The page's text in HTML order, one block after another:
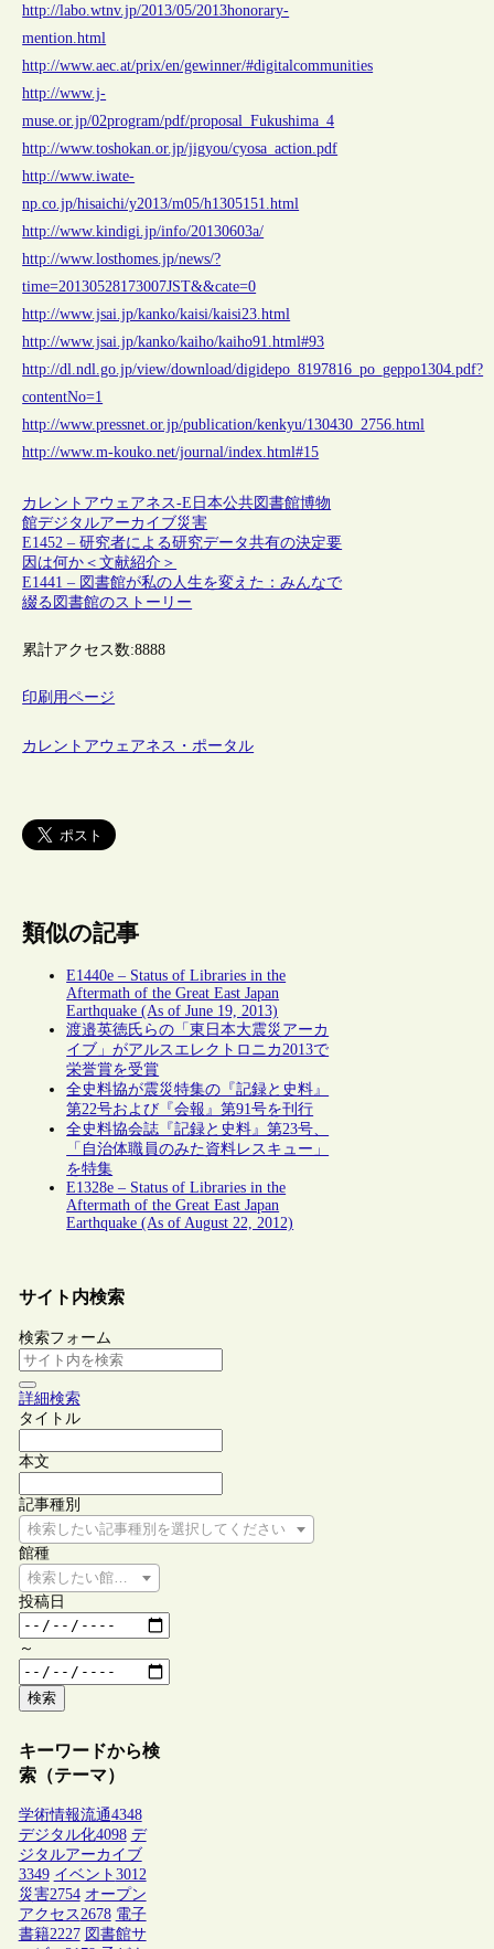
http://labo.wtnv.jp/2013/05/2013honorary-
mention.html
http://www.aec.at/prix/en/gewinner/#digitalcommunities
http://www.j-
muse.or.jp/02program/pdf/proposal_Fukushima_4
http://www.toshokan.or.jp/jigyou/cyosa_action.pdf
http://www.iwate-
np.co.jp/hisaichi/y2013/m05/h1305151.html
http://www.kindigi.jp/info/20130603a/
http://www.losthomes.jp/news/?
time=20130528173007JST&&cate=0
http://www.jsai.jp/kanko/kaisi/kaisi23.html
http://www.jsai.jp/kanko/kaiho/kaiho91.html#93
http://dl.ndl.go.jp/view/download/digidepo_8197816_po_geppo1304.pdf?
contentNo=1
http://www.pressnet.or.jp/publication/kenkyu/130430_2756.html
http://www.m-kouko.net/journal/index.html#15
カレントアウェアネス-E 日本公共図書館博物
館デジタルアーカイブ災害
E1452 – 研究者による研究データ共有の決定要
因は何か＜文献紹介＞
E1441 – 図書館が私の人生を変えた：みんなで
綴る図書館のストーリー
累計アクセス数:8888
印刷用ページ
カレントアウェアネス・ポータル
類似の記事
E1440e – Status of Libraries in the
Aftermath of the Great East Japan
Earthquake (As of June 19, 2013)
渡邉英徳氏らの「東日本大震災アーカ
イブ」がアルスエレクトロニカ2013で
栄誉賞を受賞
全史料協が震災特集の『記録と史料』
第22号および『会報』第91号を刊行
全史料協会誌『記録と史料』第23号、
「自治体職員のみた資料レスキュー」
を特集
E1328e – Status of Libraries in the
Aftermath of the Great East Japan
Earthquake (As of August 22, 2012)
サイト内検索
検索フォーム
詳細検索
タイトル
本文
記事種別
検索したい記事種別を選択してください
館種
検索したい館種を選択してください
投稿日
～
検索
キーワードから検
索（テーマ）
学術情報流通4348
デジタル化4098 デ
ジタルアーカイブ
3349 イベント 3012
災害2754 オープン
アクセス2678 電子
書籍2227 図書館サ